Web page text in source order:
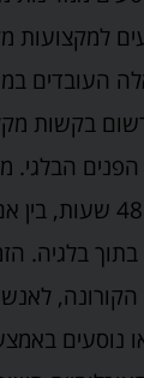
למקצועות
העובדים
בקשות
הבלגי.
בבלגיה פחות מ-
בלגיה.
נוסעים